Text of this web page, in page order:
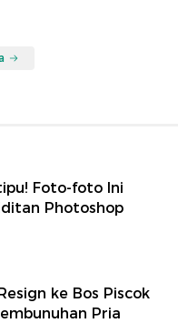
Foto-foto Ini
Photoshop
ke Bos Piscok
Pria